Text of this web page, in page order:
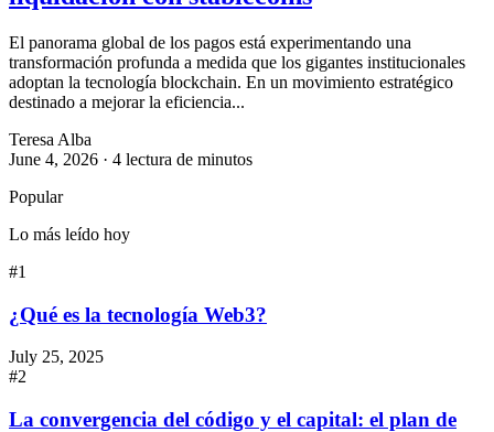
El panorama global de los pagos está experimentando una
transformación profunda a medida que los gigantes institucionales
adoptan la tecnología blockchain. En un movimiento estratégico
destinado a mejorar la eficiencia...
Teresa Alba
June 4, 2026 · 4 lectura de minutos
Popular
Lo más leído hoy
#1
¿Qué es la tecnología Web3?
July 25, 2025
#2
La convergencia del código y el capital: el plan de